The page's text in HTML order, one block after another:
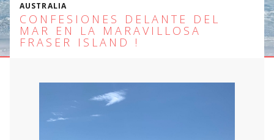
AUSTRALIA
CONFESIONES DELANTE DEL
MAR EN LA MARAVILLOSA
FRASER ISLAND !